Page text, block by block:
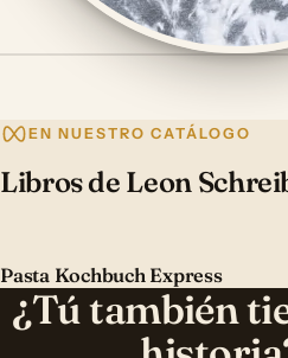
EN NUESTRO CATÁLOGO
Libros de Leon
Pasta Kochbuch Express
¿Tú también